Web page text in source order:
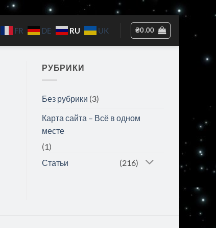
FR DE RU UK ₴0.00
РУБРИКИ
Без рубрики (3)
Карта сайта – Всё в одном
месте
(1)
Статьи
(216)